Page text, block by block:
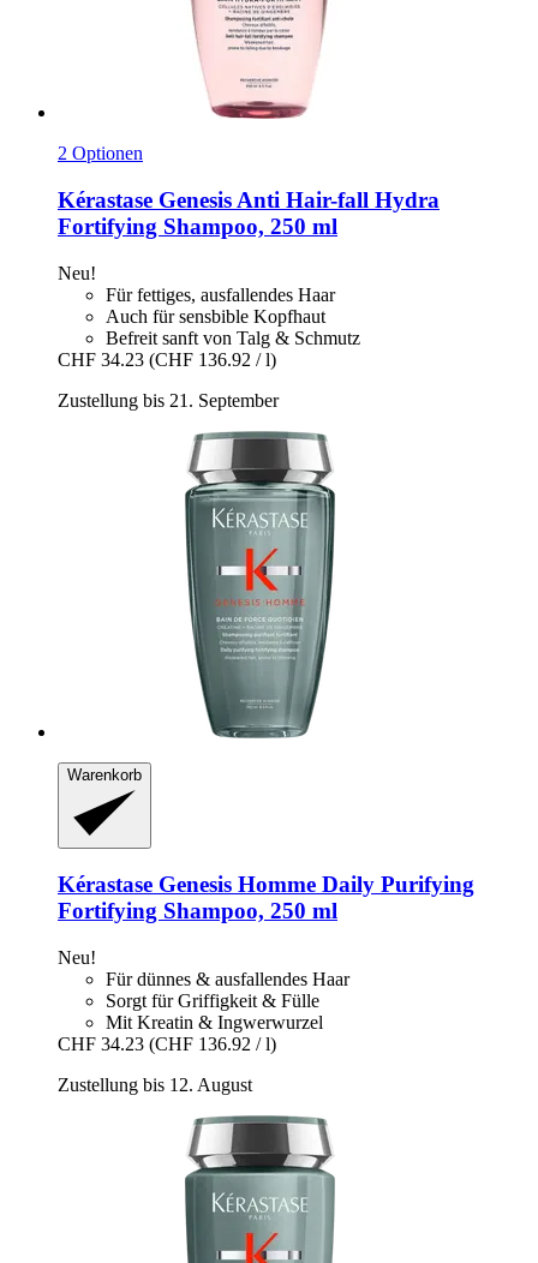
2 Optionen
Kérastase Genesis Anti Hair-​fall Hydra
Fortifying Shampoo, 250 ml
Neu!
Für fettiges, ausfallendes Haar
Auch für sensbible Kopfhaut
Befreit sanft von Talg & Schmutz
CHF 34.23 (CHF 136.92 / l)
Zustellung bis 21. September
Warenkorb
Kérastase Genesis Homme Daily Purifying
Fortifying Shampoo, 250 ml
Neu!
Für dünnes & ausfallendes Haar
Sorgt für Griffigkeit & Fülle
Mit Kreatin & Ingwerwurzel
CHF 34.23 (CHF 136.92 / l)
Zustellung bis 12. August